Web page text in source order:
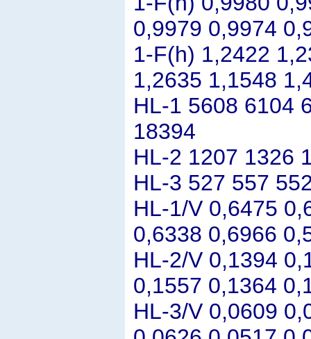
0,9979 0,9974
1-F(h) 1,2422
1,2635 1,1548
HL-1 5608 6104
18394
HL-2 1207 1326
HL-3 527 557
HL-1/V 0,6475
0,6338 0,6966
HL-2/V 0,1394
0,1557 0,1364
HL-3/V 0,0609